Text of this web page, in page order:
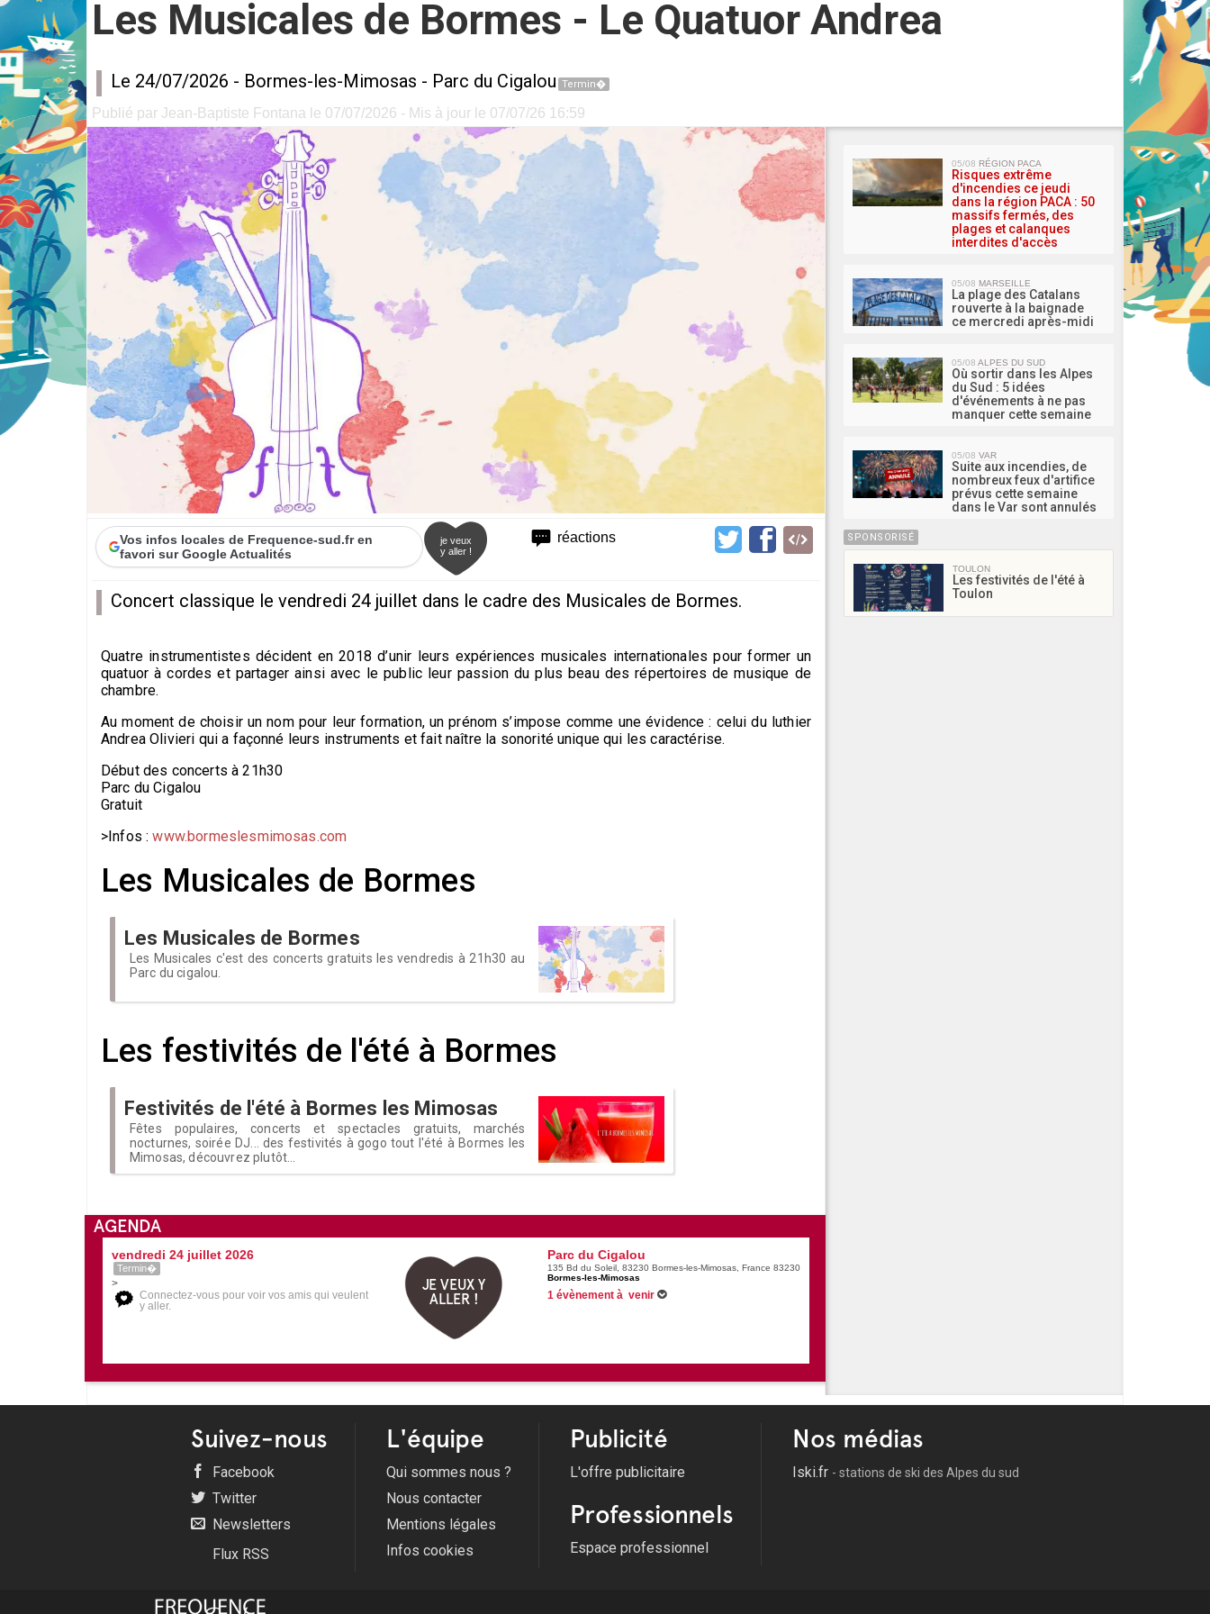
Les Musicales de Bormes - Le Quatuor Andrea
Le 24/07/2026 - Bormes-les-Mimosas - Parc du Cigalou Termin�
Publié par Jean-Baptiste Fontana le 07/07/2026 - Mis à jour le 07/07/26 16:59
réactions
Vos infos locales de Frequence-sud.fr en
favori sur Google Actualités
je veux
y aller !
Concert classique le vendredi 24 juillet dans le cadre des Musicales de Bormes.
Quatre instrumentistes décident en 2018 d’unir leurs expériences musicales internationales pour former un
quatuor à cordes et partager ainsi avec le public leur passion du plus beau des répertoires de musique de
chambre.
Au moment de choisir un nom pour leur formation, un prénom s’impose comme une évidence : celui du luthier
Andrea Olivieri qui a façonné leurs instruments et fait naître la sonorité unique qui les caractérise.
Début des concerts à 21h30
Parc du Cigalou
Gratuit
>Infos : www.bormeslesmimosas.com
Les Musicales de Bormes
Les Musicales de Bormes
Les Musicales c'est des concerts gratuits les vendredis à 21h30 au
Parc du cigalou.
Les festivités de l'été à Bormes
Festivités de l'été à Bormes les Mimosas
Fêtes populaires, concerts et spectacles gratuits, marchés
nocturnes, soirée DJ... des festivités à gogo tout l'été à Bormes les
Mimosas, découvrez plutôt...
AGENDA
vendredi 24 juillet 2026
Termin�
>
Connectez-vous pour voir vos amis qui veulent
y aller.
JE VEUX Y
ALLER !
Parc du Cigalou
135 Bd du Soleil, 83230 Bormes-les-Mimosas, France 83230
Bormes-les-Mimosas
1 évènement à venir
MA
05/08 RÉGION PACA
Risques extrême
d'incendies ce jeudi
dans la région PACA : 50
massifs fermés, des
plages et calanques
interdites d'accès
05/08 MARSEILLE
La plage des Catalans
rouverte à la baignade
ce mercredi après-midi
05/08 ALPES DU SUD
Où sortir dans les Alpes
du Sud : 5 idées
d'événements à ne pas
manquer cette semaine
05/08 VAR
Suite aux incendies, de
nombreux feux d'artifice
prévus cette semaine
dans le Var sont annulés
SPONSORISÉ
TOULON
Les festivités de l'été à
Toulon
Suivez-nous
Facebook
Twitter
Newsletters
Flux RSS
L'équipe
Qui sommes nous ?
Nous contacter
Mentions légales
Infos cookies
Publicité
L'offre publicitaire
Professionnels
Espace professionnel
Nos médias
Iski.fr - stations de ski des Alpes du sud